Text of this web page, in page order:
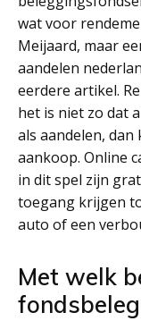
wat voor
Meijaard, maar
aandelen
eerdere artikel.
het is niet zo dat
als aandelen,
aankoop. Online
in dit spel zijn
toegang krijgen
auto of een
Met welk